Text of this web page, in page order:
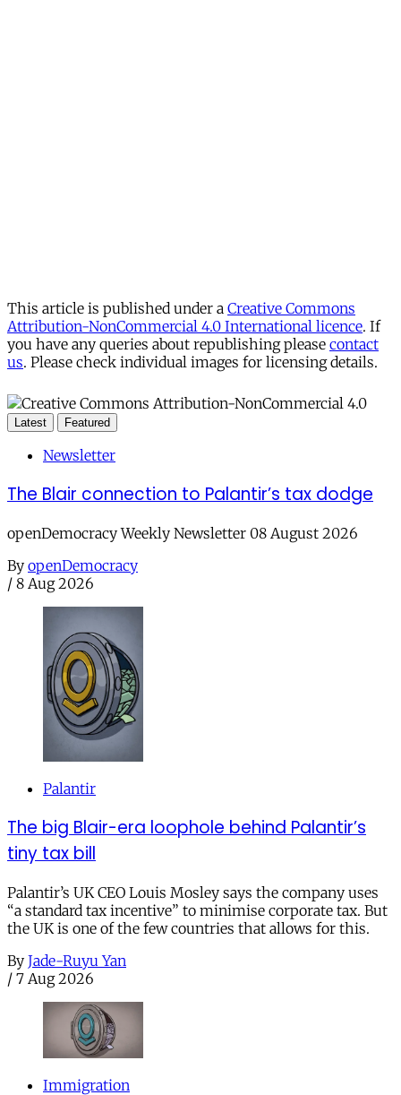
This article is published under a Creative Commons
Attribution-NonCommercial 4.0 International licence. If
you have any queries about republishing please contact
us. Please check individual images for licensing details.
Latest Featured
Newsletter
The Blair connection to Palantir’s tax dodge
openDemocracy Weekly Newsletter 08 August 2026
By openDemocracy
/ 8 Aug 2026
Palantir
The big Blair-era loophole behind Palantir’s
tiny tax bill
Palantir’s UK CEO Louis Mosley says the company uses
“a standard tax incentive” to minimise corporate tax. But
the UK is one of the few countries that allows for this.
By Jade-Ruyu Yan
/ 7 Aug 2026
Immigration